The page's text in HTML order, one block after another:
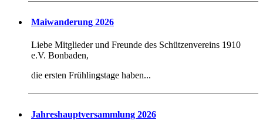
Maiwanderung 2026
Liebe Mitglieder und Freunde des Schützenvereins 1910
e.V. Bonbaden,
die ersten Frühlingstage haben...
Jahreshauptversammlung 2026